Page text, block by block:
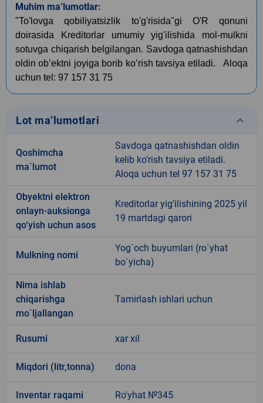
Muhim ma’lumotlar:
"To' lovga qobiliyatsizlik to'g'risida"gi O'R
qonuni
doirasida
Kreditorlar umumiy yig'ilishida mol -mulkni
sotuvga chiqarish belgilangan. Savdoga qatnashishdan
oldin ob’ektni joyiga borib ko’rish tavsiya etiladi.
Aloqa
uchun tel : 97 157 31 75
Lot ma’lumotlari keyboard_arrow_down
Qoshimcha
ma`lumot
Savdoga qatnashishdan oldin
kelib ko'rish tavsiya etiladi.
Aloqa uchun tel 97 157 31 75
Obyektni elektron
onlayn-auksionga
qo‘yish uchun asos
Kreditorlar yig'ilishining 2025 yil
19 martdagi qarori
Mulkning nomi
Yog`och buyumlari (ro`yhat
bo`yicha)
Nima ishlab
chiqarishga
mo`ljallangan
Tamirlash ishlari uchun
Rusumi xar xil
Miqdori (litr,tonna) dona
Inventar raqami Ro'yhat №345